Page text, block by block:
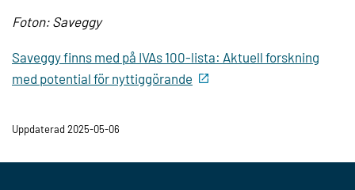
Foton: Saveggy
Saveggy finns med på IVAs 100-lista: Aktuell forskning
med potential för nyttiggörande
Uppdaterad 2025-05-06